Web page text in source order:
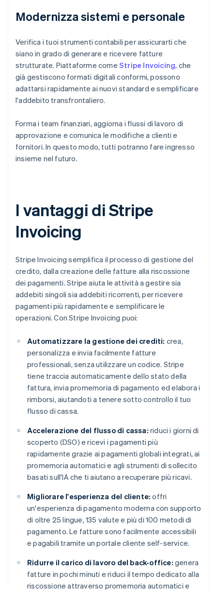
Modernizza sistemi e personale
Verifica i tuoi strumenti contabili per assicurarti che
siano in grado di generare e ricevere fatture
strutturate. Piattaforme come Stripe Invoicing, che
già gestiscono formati digitali conformi, possono
adattarsi rapidamente ai nuovi standard e semplificare
l'addebito transfrontaliero.
Forma i team finanziari, aggiorna i flussi di lavoro di
approvazione e comunica le modifiche a clienti e
fornitori. In questo modo, tutti potranno fare ingresso
insieme nel futuro.
I vantaggi di Stripe
Invoicing
Stripe Invoicing semplifica il processo di gestione del
credito, dalla creazione delle fatture alla riscossione
dei pagamenti. Stripe aiuta le attività a gestire sia
addebiti singoli sia addebiti ricorrenti, per ricevere
pagamenti più rapidamente e semplificare le
operazioni. Con Stripe Invoicing puoi:
Automatizzare la gestione dei crediti: crea,
personalizza e invia facilmente fatture
professionali, senza utilizzare un codice. Stripe
tiene traccia automaticamente dello stato della
fattura, invia promemoria di pagamento ed elabora i
rimborsi, aiutandoti a tenere sotto controllo il tuo
flusso di cassa.
Accelerazione del flusso di cassa: riduci i giorni di
scoperto (DSO) e ricevi i pagamenti più
rapidamente grazie ai pagamenti globali integrati, ai
promemoria automatici e agli strumenti di sollecito
basati sull'IA che ti aiutano a recuperare più ricavi.
Migliorare l'esperienza del cliente: offri
un'esperienza di pagamento moderna con supporto
di oltre 25 lingue, 135 valute e più di 100 metodi di
pagamento. Le fatture sono facilmente accessibili
e pagabili tramite un portale cliente self-service.
Ridurre il carico di lavoro del back-office: genera
fatture in pochi minuti e riduci il tempo dedicato alla
riscossione attraverso promemoria automatici e